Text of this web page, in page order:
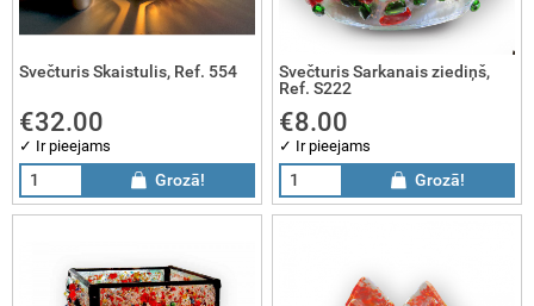
Svečturis Skaistulis, Ref. 554
€32.00
✓ Ir pieejams
Grozā!
Svečturis Sarkanais ziediņš,
Ref. S222
€8.00
✓ Ir pieejams
Grozā!